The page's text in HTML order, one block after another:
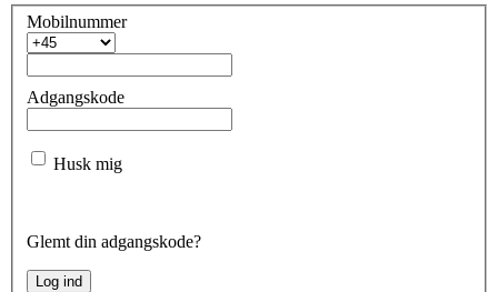
Mobilnummer
Adgangskode
Husk mig
Glemt din adgangskode?